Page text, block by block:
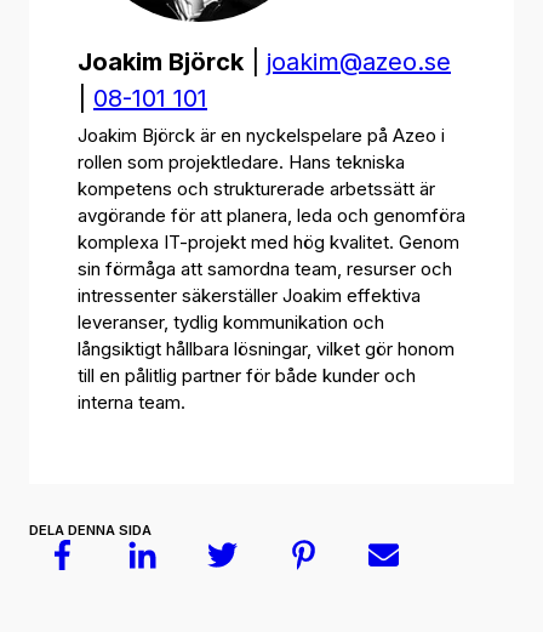
Joakim Björck
joakim@azeo.se
08-101 101
Joakim Björck är en nyckelspelare på Azeo i
rollen som projektledare. Hans tekniska
kompetens och strukturerade arbetssätt är
avgörande för att planera, leda och genomföra
komplexa IT-projekt med hög kvalitet. Genom
sin förmåga att samordna team, resurser och
intressenter säkerställer Joakim effektiva
leveranser, tydlig kommunikation och
långsiktigt hållbara lösningar, vilket gör honom
till en pålitlig partner för både kunder och
interna team.
DELA DENNA SIDA